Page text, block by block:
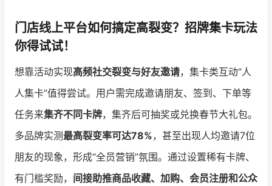
门店线上平台如何搞定高裂变？招牌集卡玩法
你得试试！
想靠活动实现高频社交裂变与好友邀请，集卡类互动“人
人集卡”值得尝试。用户需完成邀请朋友、签到、下单等
任务来集齐不同卡牌，集齐后可抽奖或兑换春节大礼包。
多品牌实测最高裂变率可达78%，甚至出现人均邀请7位
朋友的现象，形成“全员营销”氛围。通过设置稀有卡牌、
有门槛奖励， 间接助推商品收藏、加购、会员注册和公众